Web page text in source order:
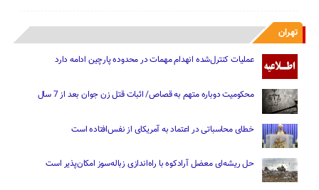
تهران
عملیات کنترل‌شده انهدام مهمات در محدوده پارچین ادامه دارد
محکومیت دوباره متهم به قصاص/ اثبات قتل زن جوان بعد از 7 سال
خطای محاسباتی در اعتماد به آمریکای از نفس‌افتاده است
حل ریشه‌ای معضل آرادکوه با راه‌اندازی زباله‌سوز امکان‌پذیر است